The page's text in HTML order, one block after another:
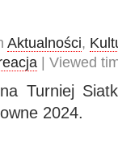
Aktualności,
| Viewed
Turniej
2024.